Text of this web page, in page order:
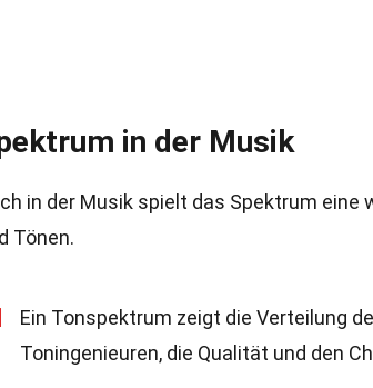
in der Musik
in der Musik spielt das Spektrum eine
Tönen.
Ein Tonspektrum zeigt die Verteilung
Toningenieuren, die Qualität und den